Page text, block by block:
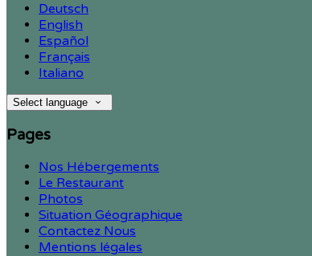
Deutsch
English
Español
Français
Italiano
Select language
Pages
Nos Hébergements
Le Restaurant
Photos
Situation Géographique
Contactez Nous
Mentions légales